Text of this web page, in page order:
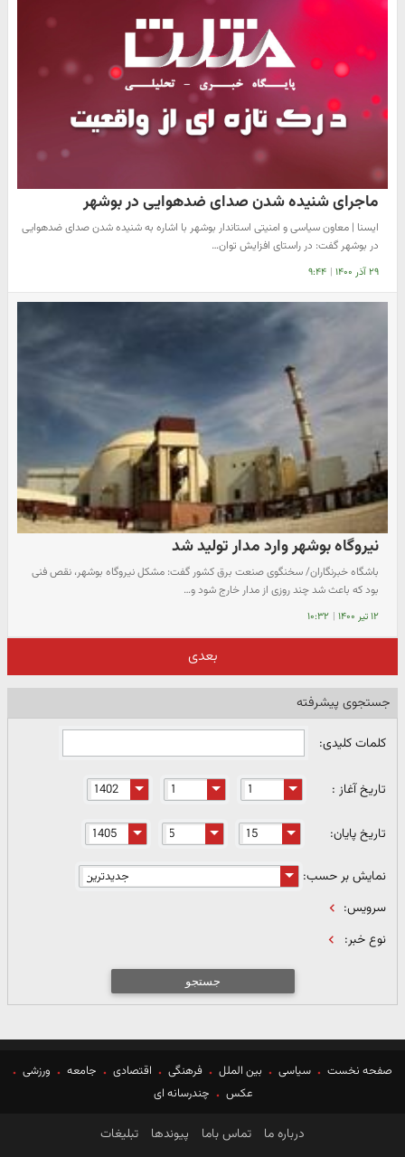
ماجرای شنیده شدن صدای ضدهوایی در بوشهر
ایسنا | معاون سیاسی و امنیتی استاندار بوشهر با اشاره به شنیده شدن صدای ضدهوایی
در بوشهر گفت: در راستای افزایش توان…
۲۹ آذر ۱۴۰۰ | ۹:۴۴
نیروگاه بوشهر وارد مدار تولید شد
باشگاه خبرنگاران/ سخنگوی صنعت برق کشور گفت: مشکل نیروگاه بوشهر، نقص فنی
بود که باعث شد چند روزی از مدار خارج شود و…
۱۲ تیر ۱۴۰۰ | ۱۰:۳۲
بعدی
جستجوی پیشرفته
کلمات کلیدی:
تاریخ آغاز :
تاریخ پایان:
نمایش بر حسب:
سرویس:
نوع خبر:
جستجو
صفحه نخست سیاسی بین الملل فرهنگی اقتصادی جامعه
ورزشی
عکس
چندرسانه ای
درباره ما تماس باما پیوندها تبلیغات